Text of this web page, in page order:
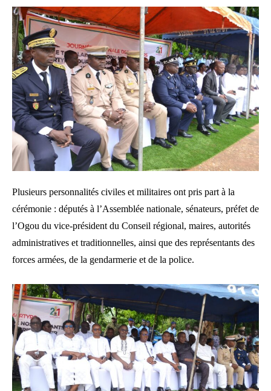
Plusieurs personnalités civiles et militaires ont pris part à la
cérémonie : députés à l’Assemblée nationale, sénateurs, préfet de
l’Ogou du vice-président du Conseil régional, maires, autorités
administratives et traditionnelles, ainsi que des représentants des
forces armées, de la gendarmerie et de la police.